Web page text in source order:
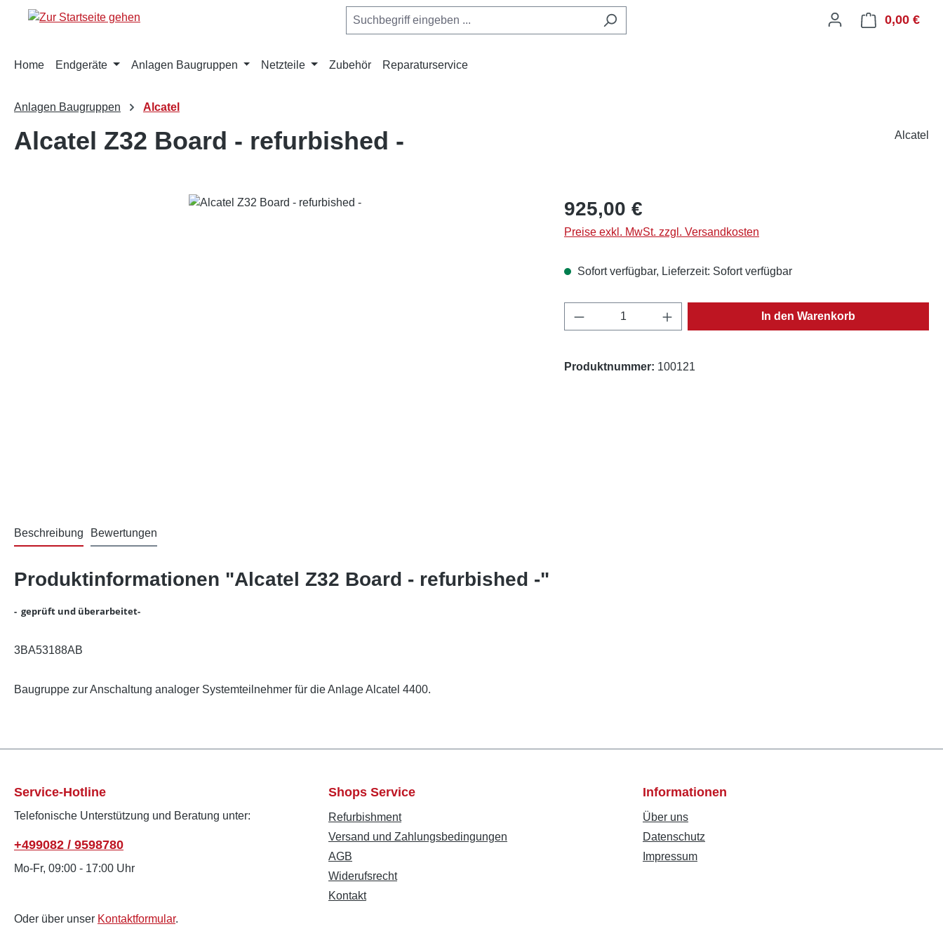
Hauptinhalt springen
Zur Suche springen
Zur Hauptnavigation springen 0,00 €
Home Endgeräte Anlagen Baugruppen Netzteile Zubehör Reparaturservice
Anlagen Baugruppen Alcatel
Alcatel Z32 Board - refurbished - Alcatel
Regulärer Preis:
925,00 €
Preise exkl. MwSt. zzgl. Versandkosten
Sofort verfügbar, Lieferzeit: Sofort verfügbar
Produkt Anzahl: Gib den gewünschten Wert ein
In den Warenkorb
Produktnummer: 100121
Beschreibung Bewertungen
Produktinformationen "Alcatel Z32 Board - refurbished -"
- geprüft und überarbeitet-
3BA53188AB
Baugruppe zur Anschaltung analoger Systemteilnehmer für die Anlage Alcatel 4400.
Service-Hotline
Telefonische Unterstützung und Beratung unter:
+499082 / 9598780
Mo-Fr, 09:00 - 17:00 Uhr
Oder über unser Kontaktformular.
Shops Service
Refurbishment
Versand und Zahlungsbedingungen
AGB
Widerufsrecht
Kontakt
Informationen
Über uns
Datenschutz
Impressum